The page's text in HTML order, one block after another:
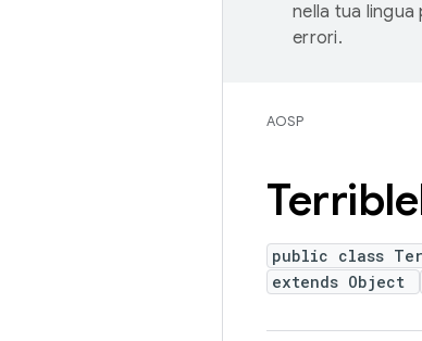
nella tua
errori.
AOSP
Terrible
public class
extends Object